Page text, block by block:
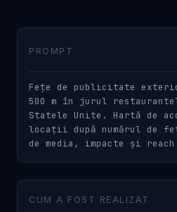
PROMPT
Fețe de publicitate
500 m în jurul
Statele Unite. Hartă de
locații după numărul de
de media, impacte și reach
CUM A FOST REALIZAT